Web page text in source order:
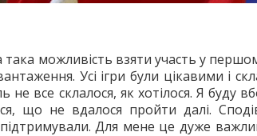
можливість взяти участь у
Усі ігри були цікавими і
не все склалося, як хотілося. Я буду
що не вдалося пройти далі.
підтримували. Для мене це дуже